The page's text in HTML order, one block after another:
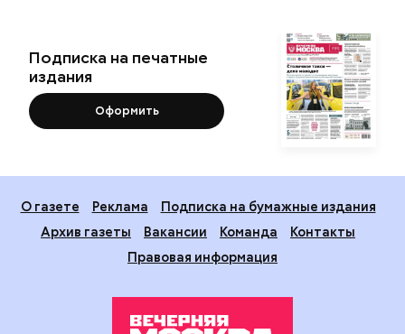
Подписка на печатные
издания
Оформить
О газете Реклама
Подписка на бумажные издания
Архив газеты
Вакансии Команда
Контакты
Правовая информация